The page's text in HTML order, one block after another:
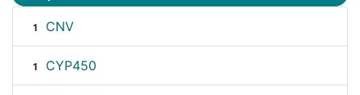
1 CNV
1 CYP450